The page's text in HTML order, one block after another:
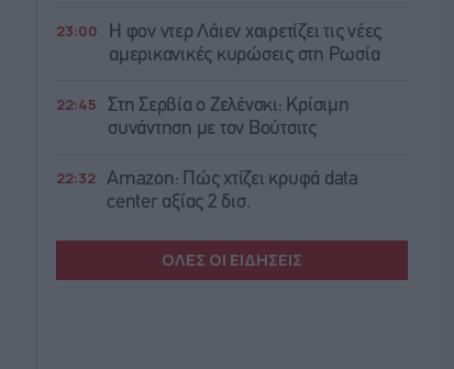
23:00
Η φον ντερ Λάιεν χαιρετίζει τις νέες
αμερικανικές κυρώσεις στη Ρωσία
22:45
Στη Σερβία ο Ζελένσκι: Κρίσιμη
συνάντηση με τον Βούτσιτς
22:32 Amazon: Πώς χτίζει κρυφά data
center αξίας 2 δισ.
ΟΛΕΣ ΟΙ ΕΙΔΗΣΕΙΣ